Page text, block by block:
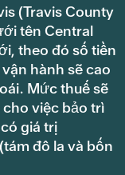
(Travis County
tên Central
theo đó số tiền
hành sẽ cao
Mức thuế sẽ
việc bảo trì
giá trị
đô la và bốn